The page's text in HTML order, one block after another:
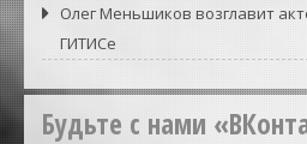
Олег Меньшиков возглавит
ГИТИСе
Будьте с нами